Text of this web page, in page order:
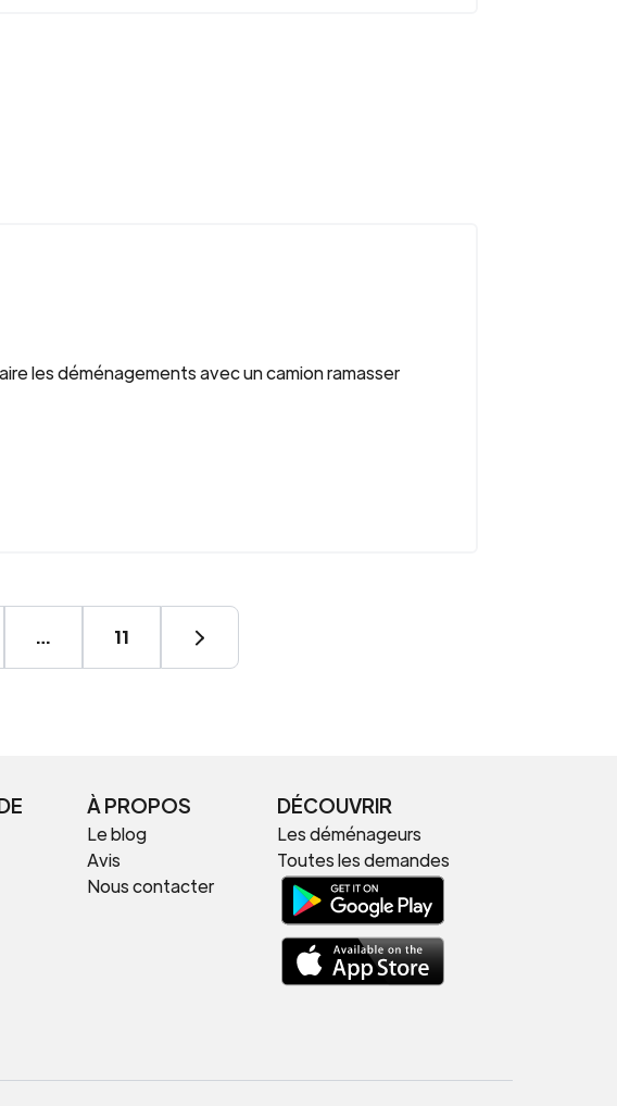
les déménagements avec un camion ramasser
… 11
À PROPOS
Le blog
Avis
Nous contacter
DÉCOUVRIR
Les déménageurs
Toutes les demandes